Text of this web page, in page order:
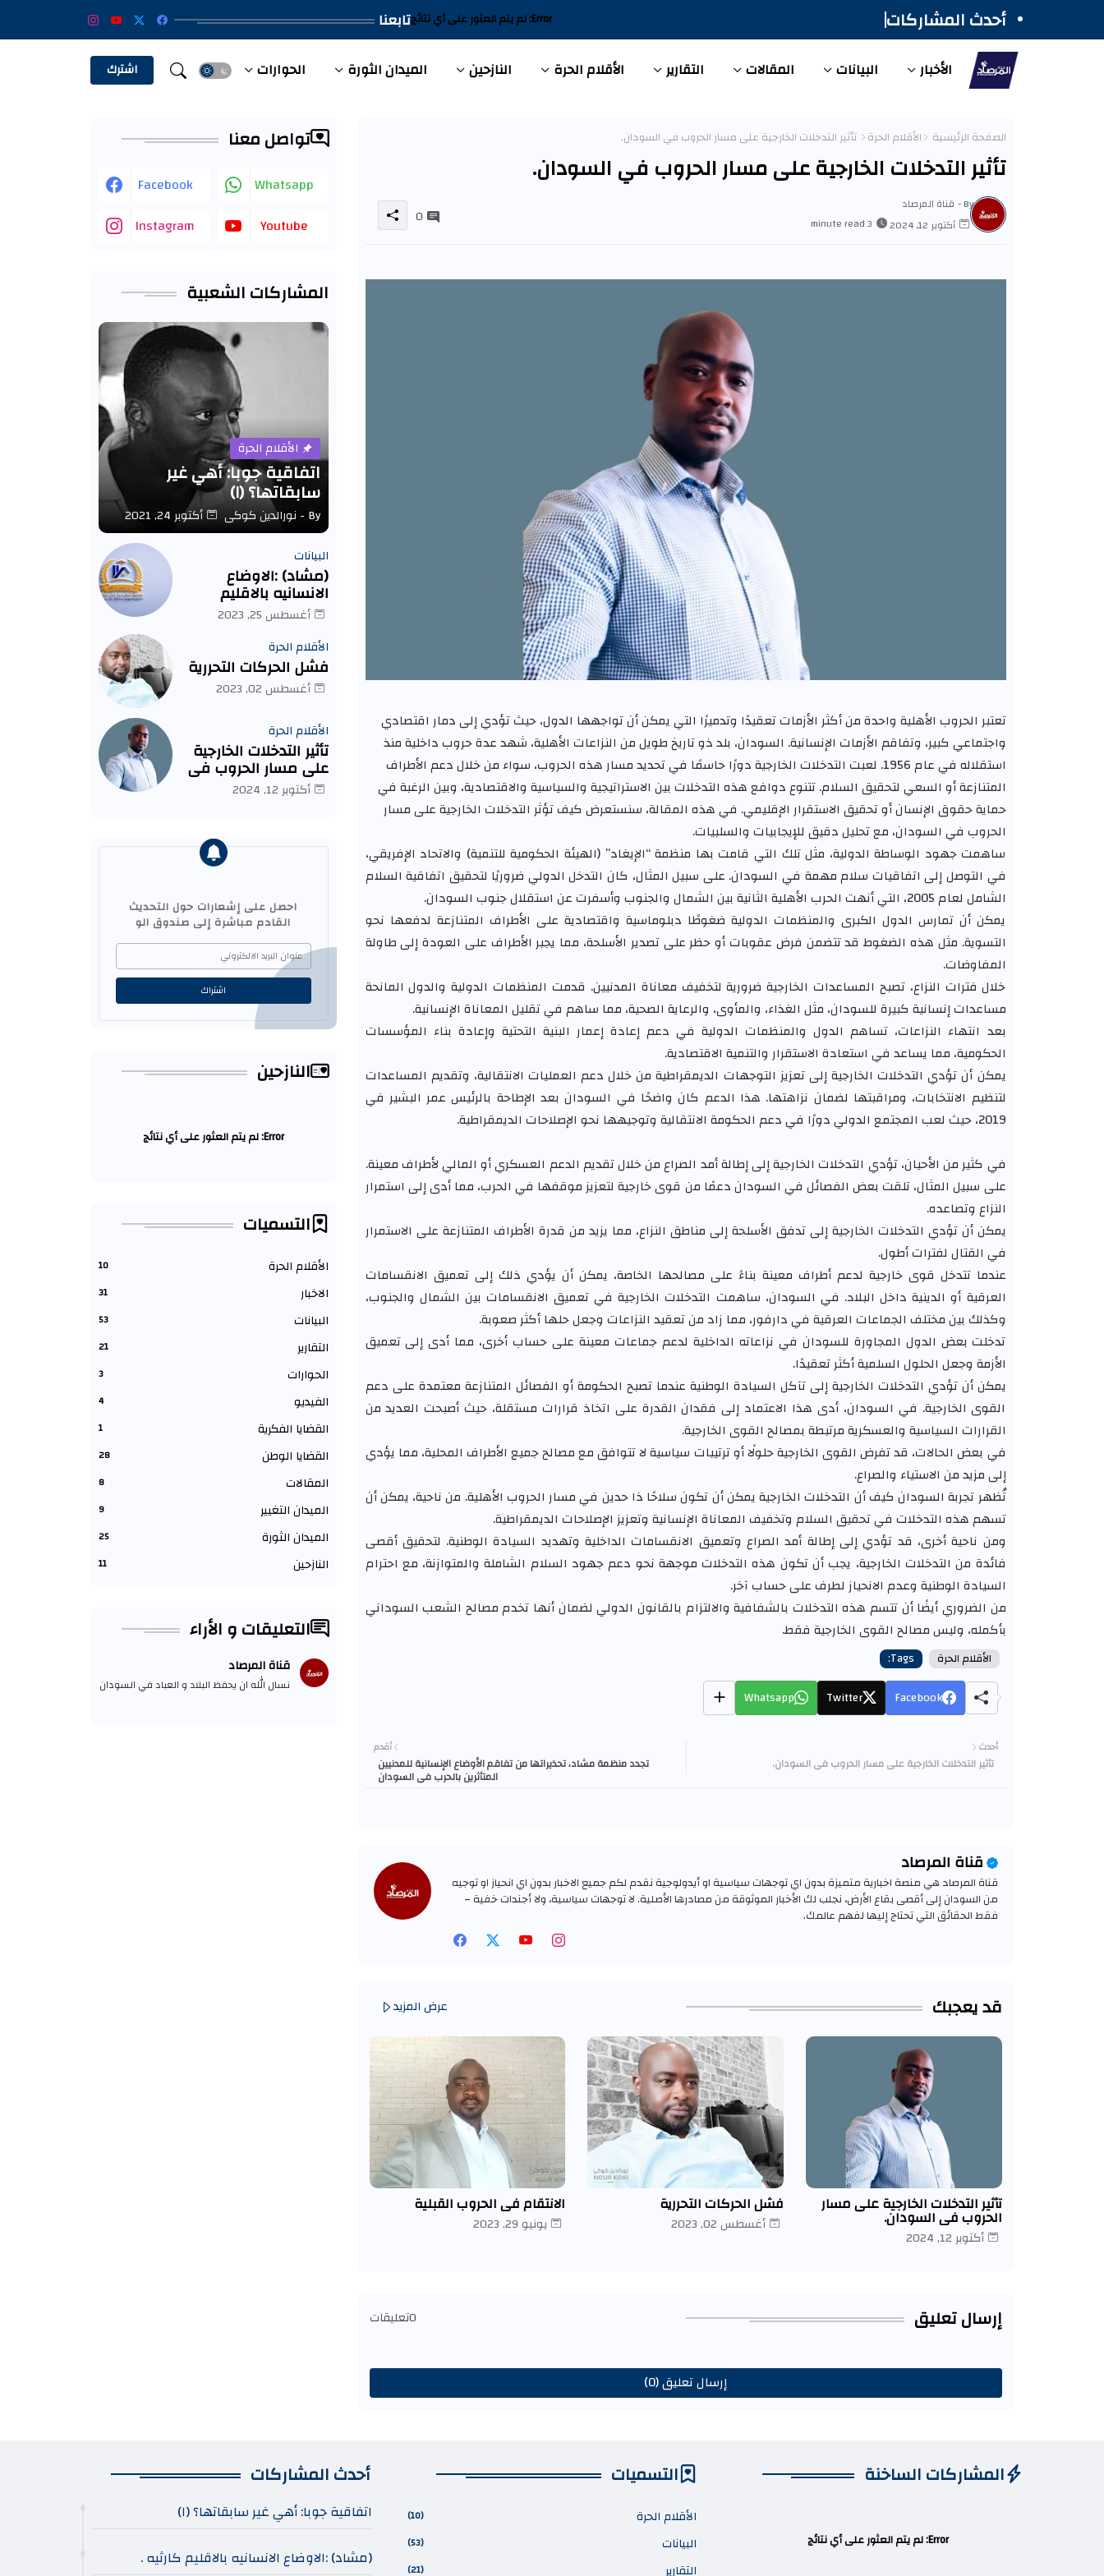
أحدث المشاركات Error: لم يتم العثور على أي نتائجتابعنا
الأخبار البيانات المقالات التقارير الأقلام الحرة النازحين الميدان الثورة الحوارات الفيديو اشترك
الصفحة الرئيسية الأقلام الحرة تأثير التدخلات الخارجية على مسار الحروب في السودان.
تأثير التدخلات الخارجية على مسار الحروب في السودان.
By - قناة المرصاد
أكتوبر 12, 2024
3 minute read
0
تعتبر الحروب الأهلية واحدة من أكثر الأزمات تعقيدًا وتدميرًا التي يمكن أن تواجهها الدول، حيث تؤدي إلى دمار اقتصادي
واجتماعي كبير، وتفاقم الأزمات الإنسانية. السودان، بلد ذو تاريخ طويل من النزاعات الأهلية، شهد عدة حروب داخلية منذ
استقلاله في عام 1956. لعبت التدخلات الخارجية دورًا حاسمًا في تحديد مسار هذه الحروب، سواء من خلال دعم الأطراف
المتنازعة أو السعي لتحقيق السلام. تتنوع دوافع هذه التدخلات بين الاستراتيجية والسياسية والاقتصادية، وبين الرغبة في
حماية حقوق الإنسان أو تحقيق الاستقرار الإقليمي. في هذه المقالة، سنستعرض كيف تؤثر التدخلات الخارجية على مسار
الحروب في السودان، مع تحليل دقيق للإيجابيات والسلبيات.
ساهمت جهود الوساطة الدولية، مثل تلك التي قامت بها منظمة “الإيغاد” (الهيئة الحكومية للتنمية) والاتحاد الإفريقي،
في التوصل إلى اتفاقيات سلام مهمة في السودان. على سبيل المثال، كان التدخل الدولي ضروريًا لتحقيق اتفاقية السلام
الشامل لعام 2005، التي أنهت الحرب الأهلية الثانية بين الشمال والجنوب وأسفرت عن استقلال جنوب السودان.
يمكن أن تمارس الدول الكبرى والمنظمات الدولية ضغوطًا دبلوماسية واقتصادية على الأطراف المتنازعة لدفعها نحو
التسوية. مثل هذه الضغوط قد تتضمن فرض عقوبات أو حظر على تصدير الأسلحة، مما يجبر الأطراف على العودة إلى طاولة
المفاوضات.
خلال فترات النزاع، تصبح المساعدات الخارجية ضرورية لتخفيف معاناة المدنيين. قدمت المنظمات الدولية والدول المانحة
مساعدات إنسانية كبيرة للسودان، مثل الغذاء، والمأوى، والرعاية الصحية، مما ساهم في تقليل المعاناة الإنسانية.
بعد انتهاء النزاعات، تساهم الدول والمنظمات الدولية في دعم إعادة إعمار البنية التحتية وإعادة بناء المؤسسات
الحكومية، مما يساعد في استعادة الاستقرار والتنمية الاقتصادية.
يمكن أن تؤدي التدخلات الخارجية إلى تعزيز التوجهات الديمقراطية من خلال دعم العمليات الانتقالية، وتقديم المساعدات
لتنظيم الانتخابات، ومراقبتها لضمان نزاهتها. هذا الدعم كان واضحًا في السودان بعد الإطاحة بالرئيس عمر البشير في
2019، حيث لعب المجتمع الدولي دورًا في دعم الحكومة الانتقالية وتوجيهها نحو الإصلاحات الديمقراطية.
في كثير من الأحيان، تؤدي التدخلات الخارجية إلى إطالة أمد الصراع من خلال تقديم الدعم العسكري أو المالي لأطراف معينة.
على سبيل المثال، تلقت بعض الفصائل في السودان دعمًا من قوى خارجية لتعزيز موقفها في الحرب، مما أدى إلى استمرار
النزاع وتصاعده.
يمكن أن تؤدي التدخلات الخارجية إلى تدفق الأسلحة إلى مناطق النزاع، مما يزيد من قدرة الأطراف المتنازعة على الاستمرار
في القتال لفترات أطول.
عندما تتدخل قوى خارجية لدعم أطراف معينة بناءً على مصالحها الخاصة، يمكن أن يؤدي ذلك إلى تعميق الانقسامات
العرقية أو الدينية داخل البلاد. في السودان، ساهمت التدخلات الخارجية في تعميق الانقسامات بين الشمال والجنوب،
وكذلك بين مختلف الجماعات العرقية في دارفور، مما زاد من تعقيد النزاعات وجعل حلها أكثر صعوبة.
تدخلت بعض الدول المجاورة للسودان في نزاعاته الداخلية لدعم جماعات معينة على حساب أخرى، مما أدى إلى تعميق
الأزمة وجعل الحلول السلمية أكثر تعقيدًا.
يمكن أن تؤدي التدخلات الخارجية إلى تآكل السيادة الوطنية عندما تصبح الحكومة أو الفصائل المتنازعة معتمدة على دعم
القوى الخارجية. في السودان، أدى هذا الاعتماد إلى فقدان القدرة على اتخاذ قرارات مستقلة، حيث أصبحت العديد من
القرارات السياسية والعسكرية مرتبطة بمصالح القوى الخارجية.
في بعض الحالات، قد تفرض القوى الخارجية حلولًا أو ترتيبات سياسية لا تتوافق مع مصالح جميع الأطراف المحلية، مما يؤدي
إلى مزيد من الاستياء والصراع.
تُظهر تجربة السودان كيف أن التدخلات الخارجية يمكن أن تكون سلاحًا ذا حدين في مسار الحروب الأهلية. من ناحية، يمكن أن
تسهم هذه التدخلات في تحقيق السلام وتخفيف المعاناة الإنسانية وتعزيز الإصلاحات الديمقراطية.
ومن ناحية أخرى، قد تؤدي إلى إطالة أمد الصراع وتعميق الانقسامات الداخلية وتهديد السيادة الوطنية. لتحقيق أقصى
فائدة من التدخلات الخارجية، يجب أن تكون هذه التدخلات موجهة نحو دعم جهود السلام الشاملة والمتوازنة، مع احترام
السيادة الوطنية وعدم الانحياز لطرف على حساب آخر.
من الضروري أيضًا أن تتسم هذه التدخلات بالشفافية والالتزام بالقانون الدولي لضمان أنها تخدم مصالح الشعب السوداني
بأكمله، وليس مصالح القوى الخارجية فقط.
Tags: الأقلام الحرة
Facebook
Twitter
Whatsapp
أحدث
تأثير التدخلات الخارجية على مسار الحروب في السودان.
أقدم
تجدد منظمة مشاد، تحذيراتها من تفاقم الأوضاع الإنسانية للمدنيين
المتأثرين بالحرب في السودان
قناة المرصاد
قناة المرصاد هي منصة اخبارية متميزة بدون اي توجهات سياسية او أيدولوجية نقدم لكم جميع الاخبار بدون اي انحياز او توجيه
من السودان إلى أقصى بقاع الأرض، نجلب لك الأخبار الموثوقة من مصادرها الأصلية. لا توجهات سياسية، ولا أجندات خفية –
فقط الحقائق التي تحتاج إليها لفهم عالمك.
قد يعجبك عرض المزيد
تأثير التدخلات الخارجية على مسار
الحروب في السودان.
أكتوبر 12, 2024
فشل الحركات التحررية
أغسطس 02, 2023
الانتقام في الحروب القبلية
يونيو 29, 2023
إرسال تعليق 0تعليقات
إرسال تعليق (0)
تواصل معنا
Facebook
Whatsapp
Instagram
Youtube
المشاركات الشعبية
الأقلام الحرة
اتفاقية جوبا: أهي غير
سابقاتها؟ (١)
By - نورالدين كوكى
أكتوبر 24, 2021
البيانات
(مشاد) :الاوضاع
الانسانيه بالاقليم
كارثيه .
أغسطس 25, 2023
الأقلام الحرة
فشل الحركات التحررية
أغسطس 02, 2023
الأقلام الحرة
تأثير التدخلات الخارجية
على مسار الحروب في
السودان.
أكتوبر 12, 2024
احصل على إشعارات حول التحديث
القادم مباشرة إلى صندوق الو
النازحين
Error: لم يتم العثور على أي نتائج
التسميات
الأقلام الحرة 10
الاخبار 31
البيانات 53
التقارير 21
الحوارات 3
الفيديو 4
القضايا الفكرية 1
القضايا الوطن 28
المقالات 8
الميدان التغيير 9
الميدان الثورة 25
النازحين 11
التعليقات و الأراء
قناة المرصاد
نسال الله ان يحفظ البلاد و العباد في السودان
المشاركات الساخنة
Error: لم يتم العثور على أي نتائج
التسميات
الأقلام الحرة (10)
البيانات (53)
التقارير (21)
أحدث المشاركات
اتفاقية جوبا: أهي غير سابقاتها؟ (١)
(مشاد) :الاوضاع الانسانيه بالاقليم كارثيه .